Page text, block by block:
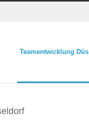
Teamentwicklung